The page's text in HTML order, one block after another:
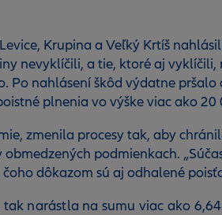
Krupina a Veľký Krtíš
nevyklíčili, a tie, ktoré aj
nahlásení škôd výdatne
plnenia vo výške viac ako
zmenila procesy tak, aby
podmienkach.
dôkazom sú aj odhalené
narástla na sumu viac ako